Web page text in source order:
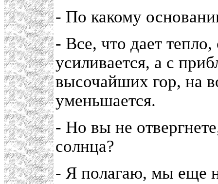
- По какому
- Все, что дает
усиливается, а с
высочайших гор, на
уменьшается.
- Но вы не
солнца?
- Я полагаю, мы еще